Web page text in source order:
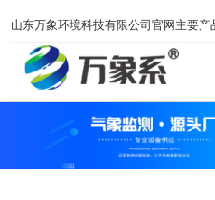
山东万象环境科技有限公司官网主要